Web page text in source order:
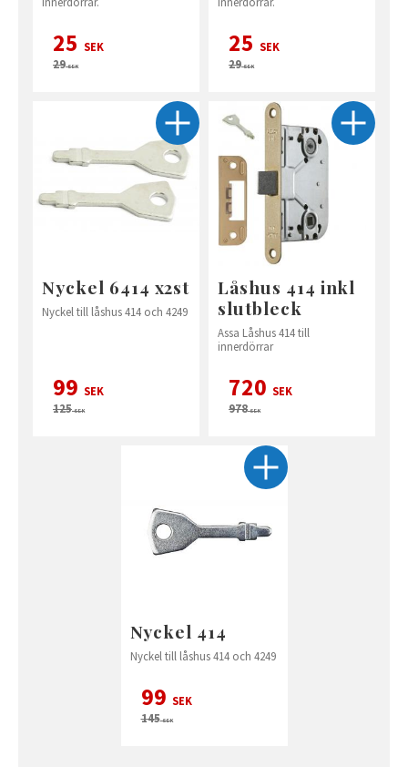
25 SEK
29SEK
25 SEK
29SEK
Nyckel 6414 x2st
Nyckel till låshus 414 och 4249
99 SEK
125SEK
Låshus 414 inkl
slutbleck
Assa Låshus 414 till
innerdörrar
720 SEK
978SEK
Nyckel 414
Nyckel till låshus 414 och 4249
99 SEK
145SEK